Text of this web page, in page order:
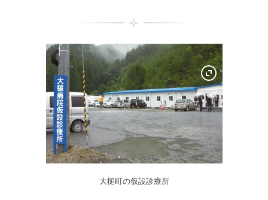
大槌町の仮設診療所